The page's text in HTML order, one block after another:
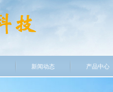
新闻动态 产品中心